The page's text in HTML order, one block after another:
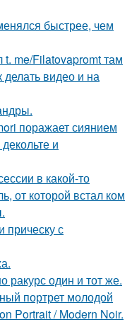
быстрее, чем
me/Filatovapromt там
видео и на
поражает сиянием
и
в какой-то
от которой встал ком
прическу с
ракурс один и тот же.
портрет молодой
Portrait / Modern Noir.